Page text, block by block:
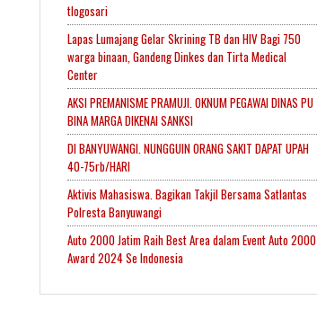
tlogosari
Lapas Lumajang Gelar Skrining TB dan HIV Bagi 750
warga binaan, Gandeng Dinkes dan Tirta Medical
Center
AKSI PREMANISME PRAMUJI. OKNUM PEGAWAI DINAS PU
BINA MARGA DIKENAI SANKSI
DI BANYUWANGI. NUNGGUIN ORANG SAKIT DAPAT UPAH
40-75rb/HARI
Aktivis Mahasiswa. Bagikan Takjil Bersama Satlantas
Polresta Banyuwangi
Auto 2000 Jatim Raih Best Area dalam Event Auto 2000
Award 2024 Se Indonesia